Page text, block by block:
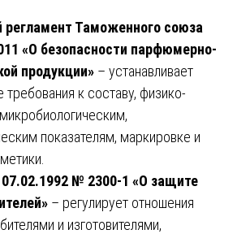
регламент Таможенного союза
«О безопасности парфюмерно-
продукции» – устанавливает
требования к составу, физико-
показателям, маркировке и
№ 2300-1 «О защите
– регулирует отношения
и изготовителями,